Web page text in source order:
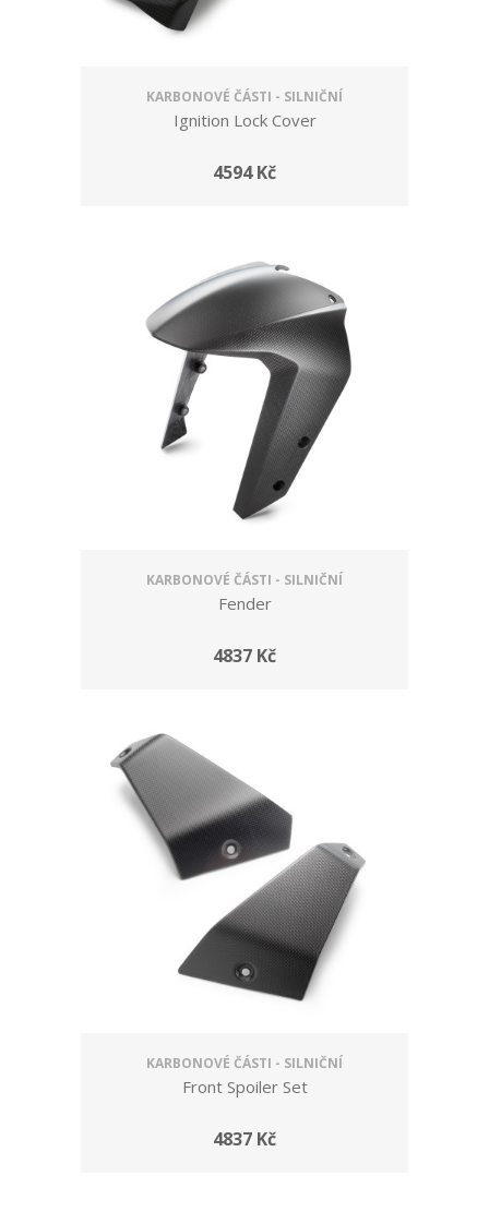
KARBONOVÉ ČÁSTI - SILNIČNÍ
Ignition Lock Cover
4594 Kč
KARBONOVÉ ČÁSTI - SILNIČNÍ
Fender
4837 Kč
KARBONOVÉ ČÁSTI - SILNIČNÍ
Front Spoiler Set
4837 Kč